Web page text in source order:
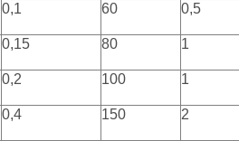
0,1 60 0,5
0,15 80 1
0,2 100 1
0,4 150 2